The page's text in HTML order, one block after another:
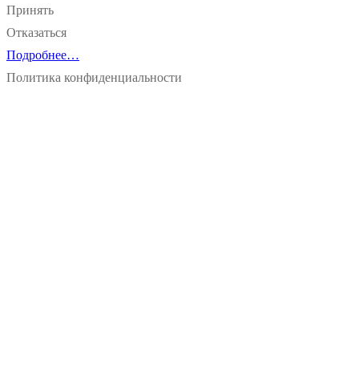
Принять
Отказаться
Подробнее…
Политика конфиденциальности